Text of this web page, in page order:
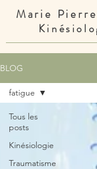
Marie
BLOG
Tous les
posts
Kinésiologie
Traumatisme
fatigue